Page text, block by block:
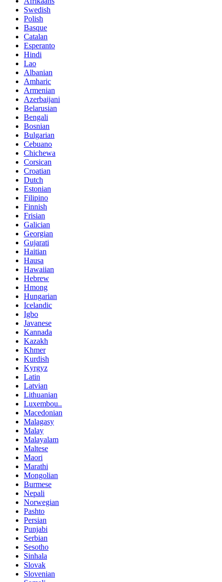
Swedish
Polish
Basque
Catalan
Esperanto
Hindi
Lao
Albanian
Amharic
Armenian
Azerbaijani
Belarusian
Bengali
Bosnian
Bulgarian
Cebuano
Chichewa
Corsican
Croatian
Dutch
Estonian
Filipino
Finnish
Frisian
Galician
Georgian
Gujarati
Haitian
Hausa
Hawaiian
Hebrew
Hmong
Hungarian
Icelandic
Igbo
Javanese
Kannada
Kazakh
Khmer
Kurdish
Kyrgyz
Latin
Latvian
Lithuanian
Luxembou..
Macedonian
Malagasy
Malay
Malayalam
Maltese
Maori
Marathi
Mongolian
Burmese
Nepali
Norwegian
Pashto
Persian
Punjabi
Serbian
Sesotho
Sinhala
Slovak
Slovenian